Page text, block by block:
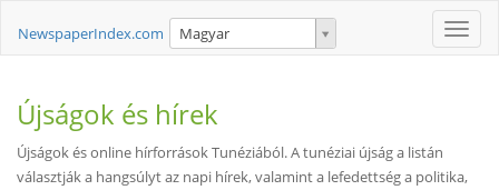
Toggle
NewspaperIndex.com Magyar
Újságok és hírek
Újságok és online hírforrások Tunéziából. A tunéziai újság a listán
választják a hangsúlyt az napi hírek, valamint a lefedettség a politika,